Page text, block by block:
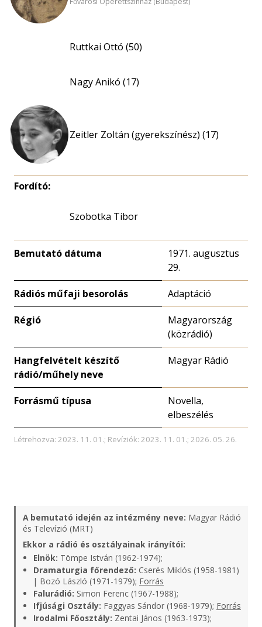
Ruttkai Ottó (50)
Nagy Anikó (17)
Zeitler Zoltán (gyerekszínész) (17)
Fordító:
Szobotka Tibor
Bemutató dátuma
1971. augusztus
29.
Rádiós műfaji besorolás Adaptáció
Régió
Magyarország
(közrádió)
Hangfelvételt készítő
rádió/műhely neve
Magyar Rádió
Forrásmű típusa
Novella,
elbeszélés
Létrehozva: 2023. 11. 01.; Revíziók: 2023. 11. 01.; 2026. 05. 26.
A bemutató idején az intézmény neve: Magyar Rádió
és Televízió (MRT)
Ekkor a rádió és osztályainak irányítói:
Elnök: Tömpe István (1962-1974);
Dramaturgia főrendező: Cserés Miklós (1958-1981)
| Bozó László (1971-1979); Forrás
Falurádió: Simon Ferenc (1967-1988);
Ifjúsági Osztály: Faggyas Sándor (1968-1979); Forrás
Irodalmi Főosztály: Zentai János (1963-1973);